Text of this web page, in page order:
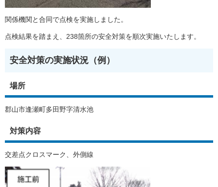
関係機関と合同で点検を実施しました。
点検結果を踏まえ、238箇所の安全対策を順次実施いたします。
安全対策の実施状況（例）
場所
郡山市逢瀬町多田野字清水池
対策内容
交差点クロスマーク、外側線